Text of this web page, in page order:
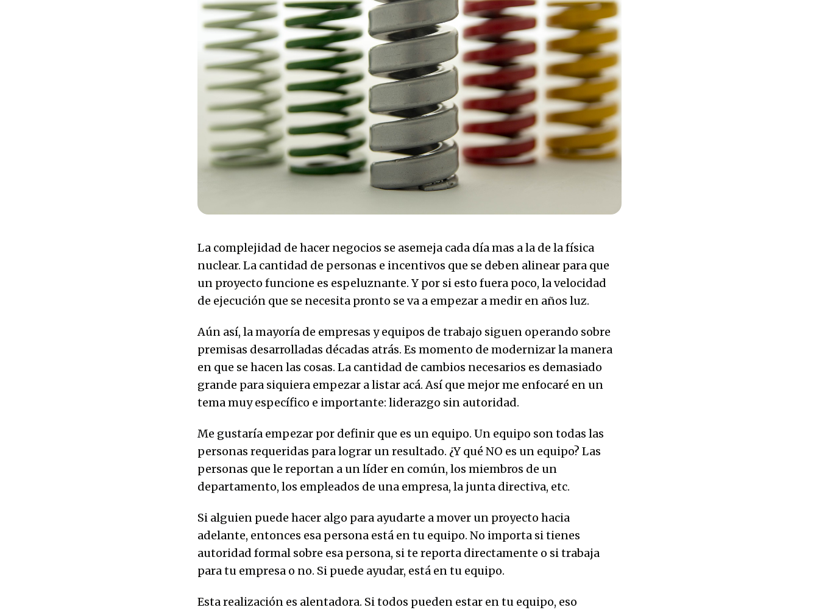
La complejidad de hacer negocios se asemeja cada día mas a la de la física
nuclear. La cantidad de personas e incentivos que se deben alinear para que
un proyecto funcione es espeluznante. Y por si esto fuera poco, la velocidad
de ejecución que se necesita pronto se va a empezar a medir en años luz.
Aún así, la mayoría de empresas y equipos de trabajo siguen operando sobre
premisas desarrolladas décadas atrás. Es momento de modernizar la manera
en que se hacen las cosas. La cantidad de cambios necesarios es demasiado
grande para siquiera empezar a listar acá. Así que mejor me enfocaré en un
tema muy específico e importante: liderazgo sin autoridad.
Me gustaría empezar por definir que es un equipo. Un equipo son todas las
personas requeridas para lograr un resultado. ¿Y qué NO es un equipo? Las
personas que le reportan a un líder en común, los miembros de un
departamento, los empleados de una empresa, la junta directiva, etc.
Si alguien puede hacer algo para ayudarte a mover un proyecto hacia
adelante, entonces esa persona está en tu equipo. No importa si tienes
autoridad formal sobre esa persona, si te reporta directamente o si trabaja
para tu empresa o no. Si puede ayudar, está en tu equipo.
Esta realización es alentadora. Si todos pueden estar en tu equipo, eso